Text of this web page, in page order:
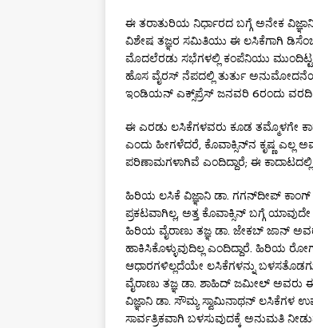
ಈ ತರಾತುರಿಯ ನಿರ್ಧಾರದ ಬಗ್ಗೆ ಅನೇಕ
ವಿಶೇಷ ತಜ್ಞರ ಸಮಿತಿಯು ಈ ಲಸಿಕೆಗಾಗಿ
ಮೊದಲೆರಡು ಸಭೆಗಳಲ್ಲಿ ಕಂಪೆನಿಯು ಮುಂದಿಟ್ಟ
ಹೊಸ ವೈರಸ್ ನೆಪದಲ್ಲಿ ತುರ್ತು
ಇಂಡಿಯನ್ ಎಕ್ಸ್‌ಪ್ರೆಸ್ ಜನವರಿ 6ರಂದು
ಈ ಎರಡು ಲಸಿಕೆಗಳವರು ಕೂಡ ತಮ್ಮೊಳಗೇ
ಎಂದು ಹೀಗಳೆದರೆ, ಕೊವಾಕ್ಸಿನ್‌ನ ಕೃಷ್ಣ
ಪರಿಣಾಮಗಳಾಗಿವೆ ಎಂದಿದ್ದಾರೆ; ಈ
ಹಿರಿಯ ಲಸಿಕೆ ವಿಜ್ಞಾನಿ ಡಾ. ಗಗನ್‌ದೀಪ್ ಕಾಂಗ್
ಪ್ರಕಟವಾಗಿಲ್ಲ, ಅತ್ತ ಕೊವಾಕ್ಸಿನ್ ಬಗ್ಗೆ
ಹಿರಿಯ ವೈರಾಣು ತಜ್ಞ ಡಾ. ಜೇಕಬ್ ಜಾನ್
ಹಾಕಿಸಿಕೊಳ್ಳುವುದಿಲ್ಲ ಎಂದಿದ್ದಾರೆ. ಹಿರಿಯ
ಆಧಾರಗಳಿಲ್ಲದೆಯೇ ಲಸಿಕೆಗಳನ್ನು
ವೈರಾಣು ತಜ್ಞ ಡಾ. ಶಾಹಿದ್ ಜಮೀಲ್ ಅವರು
ವಿಜ್ಞಾನಿ ಡಾ. ಸೌಮ್ಯ ಸ್ವಾಮಿನಾಥನ್ ಲಸಿಕೆಗಳ
ಸಾರ್ವತ್ರಿಕವಾಗಿ ಬಳಸುವುದಕ್ಕೆ ಅನುಮತಿ